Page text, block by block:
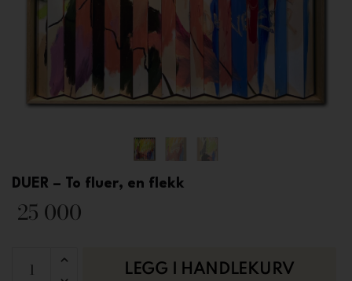
DUER – To fluer, en flekk
25 000
LEGG I HANDLEKURV